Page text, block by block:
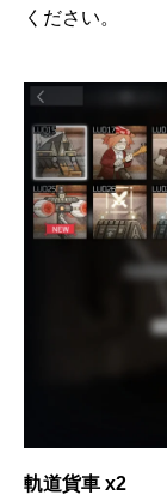
ください。
軌道貨車 x2